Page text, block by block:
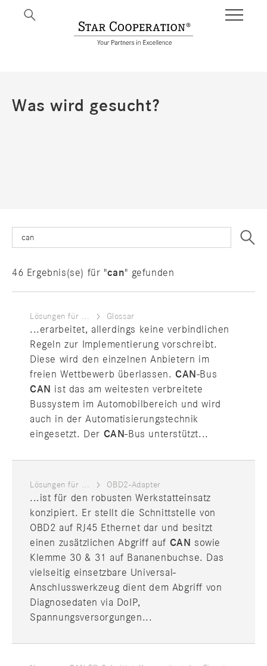
Was wird gesucht?
46 Ergebnis(se) für "can" gefunden
Lösungen für ... Glossar
...erarbeitet, allerdings keine verbindlichen
Regeln zur Implementierung vorschreibt.
Diese wird den einzelnen Anbietern im
freien Wettbewerb überlassen.CAN -Bus
CAN ist das am weitesten verbreitete
Bussystem im Automobilbereich und wird
auch in der Automatisierungstechnik
eingesetzt. Der CAN-Bus unterstützt...
Lösungen für ... OBD2-Adapter
...ist für den robusten Werkstatteinsatz
konzipiert. Er stellt die Schnittstelle von
OBD2 auf RJ45 Ethernet dar und besitzt
einen zusätzlichen Abgriff auf CAN sowie
Klemme 30 & 31 auf Bananenbuchse. Das
vielseitig einsetzbare Universal-
Anschlusswerkzeug dient dem Abgriff von
Diagnosedaten via DoIP,
Spannungsversorgungen...